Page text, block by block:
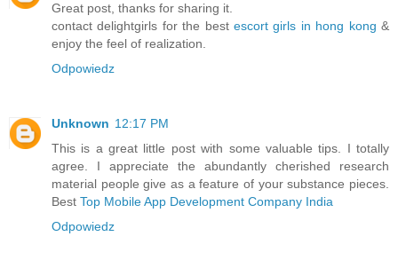
Great post, thanks for sharing it.
contact delightgirls for the best escort girls in hong kong &
enjoy the feel of realization.
Odpowiedz
Unknown 12:17 PM
This is a great little post with some valuable tips. I totally
agree. I appreciate the abundantly cherished research
material people give as a feature of your substance pieces.
Best Top Mobile App Development Company India
Odpowiedz